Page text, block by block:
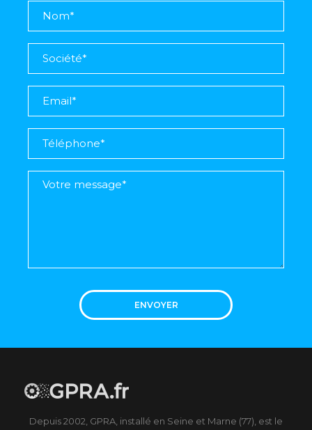
ENVOYER
Depuis 2002, GPRA, installé en Seine et Marne (77), est le